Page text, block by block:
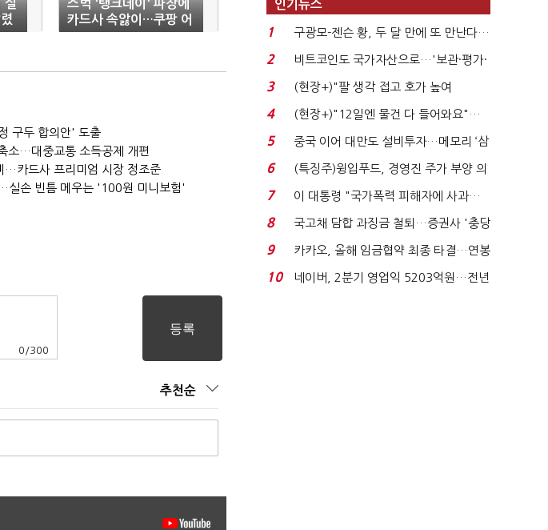
실
스벅 '탱크데이' 파장에
카드사 속앓이…쿠팡 어
게인?
구두 합의안' 도출
소…대중교통 소득공제 개편
…카드사 프리미엄 시장 정조준
실손 빈틈 메우는 '100원 미니보험'
0 /300
추천순
인기뉴스
1
구광모-젠슨 황, 두 달 만에 또 만난다…
로봇·AI 등 논...
2
비트코인도 국가자산으로…'보관·평가·
처분' 기준은 ...
3
(현장+)"팔 생각 접고 호가 높여
요"…'덜 똘똘한 한 채' 20...
4
(현장+)"12일엔 물건 다 들어와요"…
빈 매대 채우며 문 연 ...
5
중국 이어 대만도 설비투자…메모리 ‘삼
국전쟁’
6
(특징주)윙입푸드, 경영진 주가 부양 의
지에 상한가...
7
이 대통령 "국가폭력 피해자에 사과…
적극적 조사로 진...
8
국고채 담합 과징금 철퇴…증권사 '충당
금 폭탄' 우려...
9
카카오, 올해 임금협약 최종 타결…연봉
6.3% 인상·격려...
10
네이버, 2분기 영업익 5203억원…전년